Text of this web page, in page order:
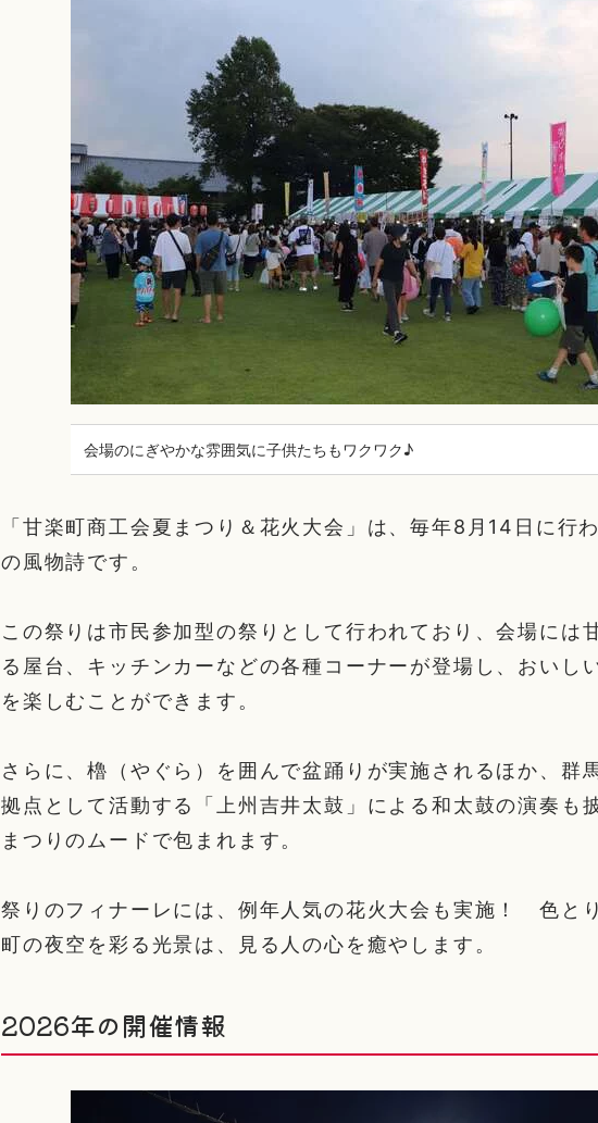
会場のにぎやかな雰囲気に子供たちもワクワク♪
「甘楽町商工会夏まつり＆花火大会」は、毎年8月14日に行
の風物詩です。
この祭りは市民参加型の祭りとして行われており、会場には
る屋台、キッチンカーなどの各種コーナーが登場し、おいし
を楽しむことができます。
さらに、櫓（やぐら）を囲んで盆踊りが実施されるほか、群
拠点として活動する「上州吉井太鼓」による和太鼓の演奏も
まつりのムードで包まれます。
祭りのフィナーレには、例年人気の花火大会も実施！ 色と
町の夜空を彩る光景は、見る人の心を癒やします。
2026年の開催情報